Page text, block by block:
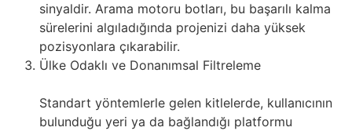
sinyaldir. Arama motoru botları, bu başarılı kalma
sürelerini algıladığında projenizi daha yüksek
pozisyonlara çıkarabilir.
Ülke Odaklı ve Donanımsal Filtreleme
Standart yöntemlerle gelen kitlelerde, kullanıcının
bulunduğu yeri ya da bağlandığı platformu